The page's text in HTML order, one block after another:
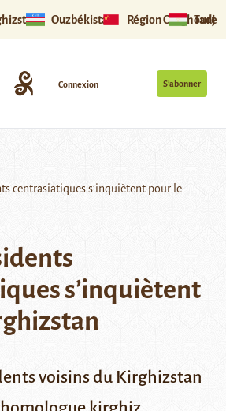
Ouzbékistan Région Ouïghoure
S’abonner
Connexion
centrasiatiques s’inquiètent pour le
s’inquiètent
voisins du Kirghizstan